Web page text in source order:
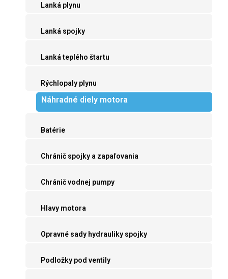
Lanká plynu
Lanká spojky
Lanká teplého štartu
Rýchlopaly plynu
Náhradné diely motora
Batérie
Chránič spojky a zapaľovania
Chránič vodnej pumpy
Hlavy motora
Opravné sady hydrauliky spojky
Podložky pod ventily